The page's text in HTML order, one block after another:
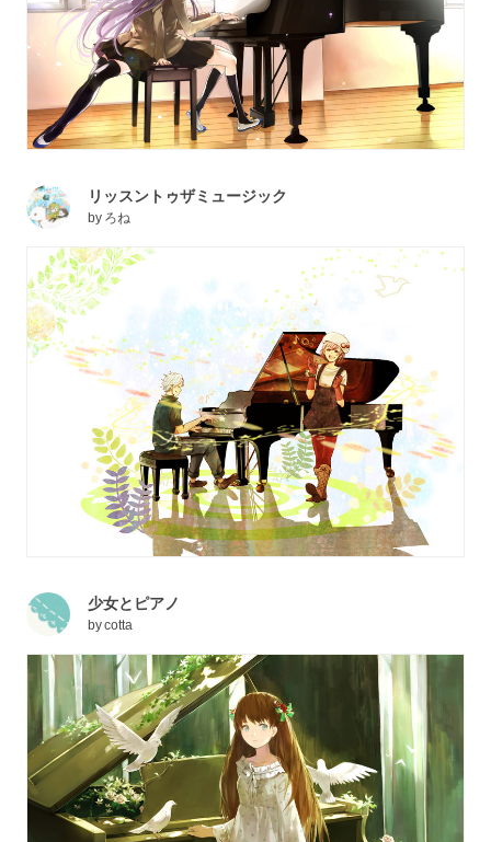
リッスントゥザミュージック
by ろね
少女とピアノ
bycotta